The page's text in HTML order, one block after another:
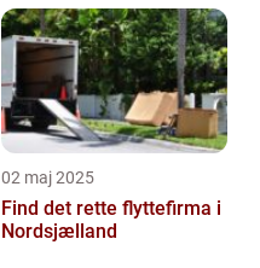
02 maj 2025
Find det rette flyttefirma i
Nordsjælland